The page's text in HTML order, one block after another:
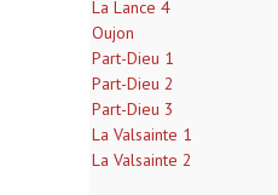
La Lance 4
Oujon
Part-Dieu 1
Part-Dieu 2
Part-Dieu 3
La Valsainte 1
La Valsainte 2